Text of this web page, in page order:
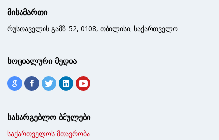
მისამართი
რუსთაველის გამზ. 52, 0108, თბილისი, საქართველო
სოციალური მედია
სასარგებლო ბმულები
საქართველოს მთავრობა